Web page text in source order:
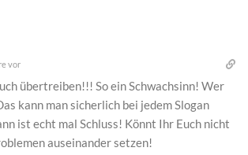
vor
übertreiben!!! So ein Schwachsinn! Wer
kann man sicherlich bei jedem Slogan
ist echt mal Schluss! Könnt Ihr Euch nicht
auseinander setzen!